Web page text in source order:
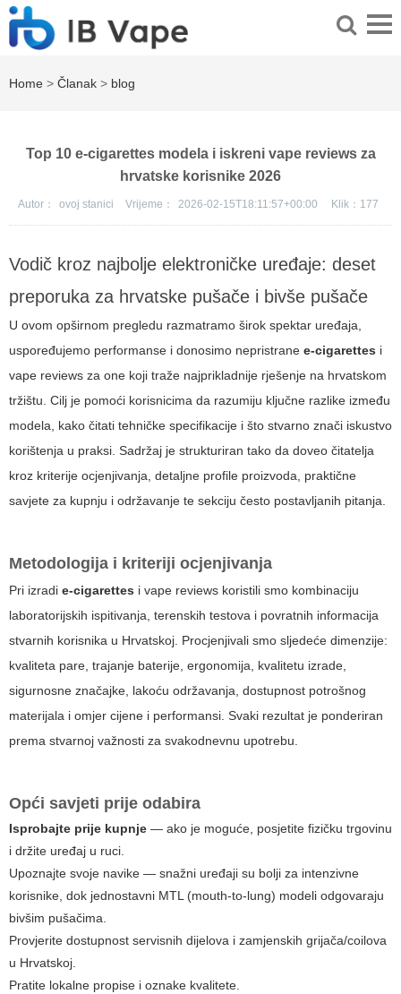
Home > Članak > blog
Top 10 e-cigarettes modela i iskreni vape reviews za
hrvatske korisnike 2026
Autor： ovoj stanici Vrijeme： 2026-02-15T18:11:57+00:00 Klik： 177
Vodič kroz najbolje elektroničke uređaje: deset
preporuka za hrvatske pušače i bivše pušače
U ovom opširnom pregledu razmatramo širok spektar uređaja,
uspoređujemo performanse i donosimo nepristrane e-cigarettes i
vape reviews za one koji traže najprikladnije rješenje na hrvatskom
tržištu. Cilj je pomoći korisnicima da razumiju ključne razlike između
modela, kako čitati tehničke specifikacije i što stvarno znači iskustvo
korištenja u praksi. Sadržaj je strukturiran tako da doveo čitatelja
kroz kriterije ocjenjivanja, detaljne profile proizvoda, praktične
savjete za kupnju i održavanje te sekciju često postavljanih pitanja.
Metodologija i kriteriji ocjenjivanja
Pri izradi e-cigarettes i vape reviews koristili smo kombinaciju
laboratorijskih ispitivanja, terenskih testova i povratnih informacija
stvarnih korisnika u Hrvatskoj. Procjenjivali smo sljedeće dimenzije:
kvaliteta pare, trajanje baterije, ergonomija, kvalitetu izrade,
sigurnosne značajke, lakoću održavanja, dostupnost potrošnog
materijala i omjer cijene i performansi. Svaki rezultat je ponderiran
prema stvarnoj važnosti za svakodnevnu upotrebu.
Opći savjeti prije odabira
Isprobajte prije kupnje — ako je moguće, posjetite fizičku trgovinu
i držite uređaj u ruci.
Upoznajte svoje navike — snažni uređaji su bolji za intenzivne
korisnike, dok jednostavni MTL (mouth-to-lung) modeli odgovaraju
bivšim pušačima.
Provjerite dostupnost servisnih dijelova i zamjenskih grijača/coilova
u Hrvatskoj.
Pratite lokalne propise i oznake kvalitete.